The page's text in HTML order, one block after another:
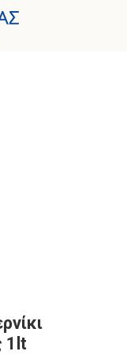
ΞΥΛΟΠΡΟΣΤΑΣΙΑΣ
1lt